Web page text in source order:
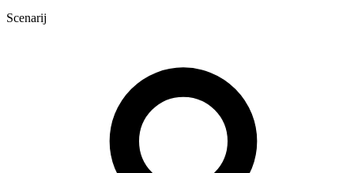
Scenarij